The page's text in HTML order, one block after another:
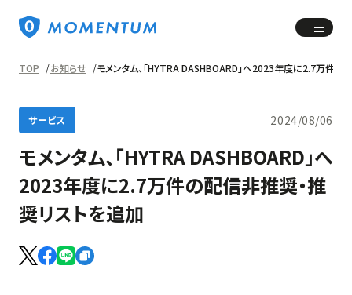
TOP お知らせ モメンタム、「HYTRA DASHBOARD」へ2023年度に2.7万件の
サービス 2024/08/06
モメンタム、「HYTRA DASHBOARD」へ
2023年度に2.7万件の配信非推奨・推
奨リストを追加